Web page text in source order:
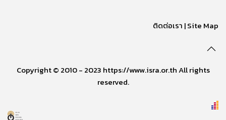
ติดต่อเรา |Site Map
Copyright © 2010 - 2023 https://www.isra.or.th All rights
reserved.